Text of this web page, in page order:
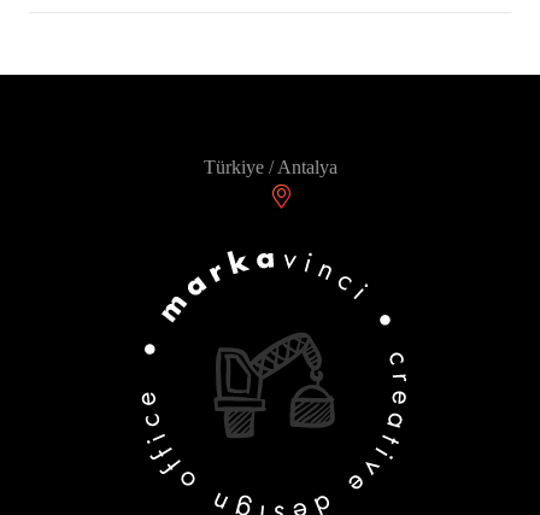
Türkiye / Antalya